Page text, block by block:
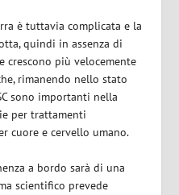
è tuttavia complicata e la
quindi in assenza di
crescono più velocemente
rimanendo nello stato
sono importanti nella
per trattamenti
cuore e cervello umano.
a bordo sarà di una
scientifico prevede